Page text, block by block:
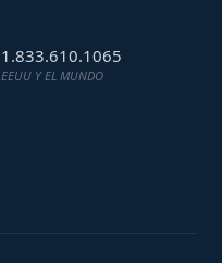
1.833.610.1065
EEUU Y EL MUNDO